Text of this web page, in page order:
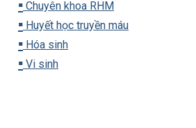
▪️ Chuyên khoa RHM
▪️ Huyết học truyền máu
▪️ Hóa sinh
▪️ Vi sinh